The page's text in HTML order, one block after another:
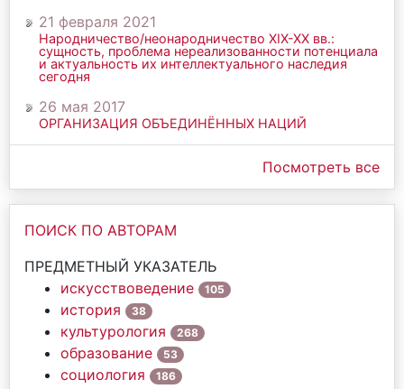
21 февраля 2021
Народничество/неонародничество ХIХ-ХХ вв.:
сущность, проблема нереализованности потенциала
и актуальность их интеллектуального наследия
сегодня
26 мая 2017
ОРГАНИЗАЦИЯ ОБЪЕДИНЁННЫХ НАЦИЙ
Посмотреть все
ПОИСК ПО АВТОРАМ
ПРЕДМЕТНЫЙ УКАЗАТЕЛЬ
искусствоведение
105
история 38
культурология 268
образование 53
социология 186